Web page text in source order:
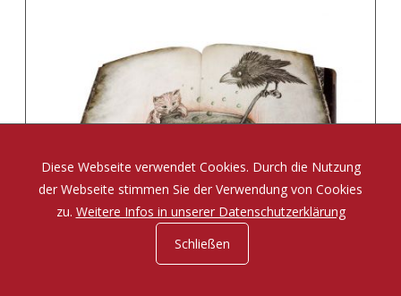
Eine Zauberposse von Michael Ende
Diese Webseite verwendet Cookies. Durch die Nutzung
der Webseite stimmen Sie der Verwendung von Cookies
zu. Weitere Infos in unserer Datenschutzerklärung
Schließen